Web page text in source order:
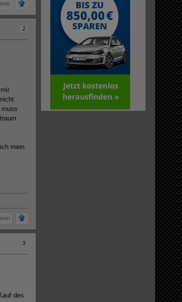
2
muss
mein
3
des